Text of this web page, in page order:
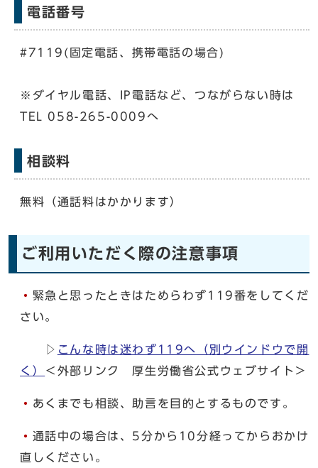
電話番号
#7119(固定電話、携帯電話の場合)
※ダイヤル電話、IP電話など、つながらない時は
TEL 058-265-0009へ
相談料
無料（通話料はかかります）
ご利用いただく際の注意事項
・ 緊急と思ったときはためらわず119番をしてくだ
さい。
▷ こんな時は迷わず119へ
（別ウインドウで開
く）
＜外部リンク 厚生労働省公式ウェブサイト＞
・ あくまでも相談、助言を目的とするものです。
・ 通話中の場合は、5分から10分経ってからおかけ
直しください。